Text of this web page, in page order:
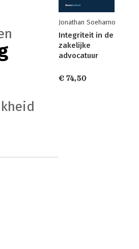
Jonathan Soeharno
Integriteit in de
zakelijke
advocatuur
€ 74,50